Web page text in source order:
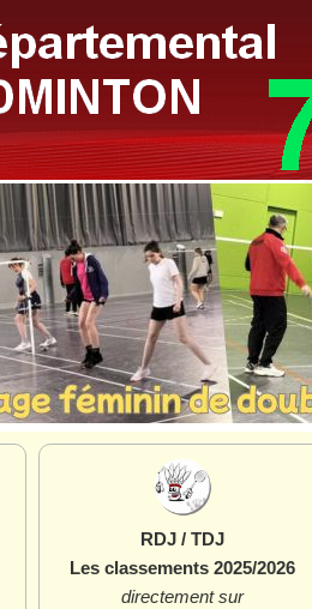
RDJ / TDJ
Les classements 2025/2026
directement sur